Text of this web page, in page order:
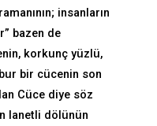
insanların
bazen de
korkunç yüzlü,
bir cücenin son
Cüce diye söz
lanetli dölünün